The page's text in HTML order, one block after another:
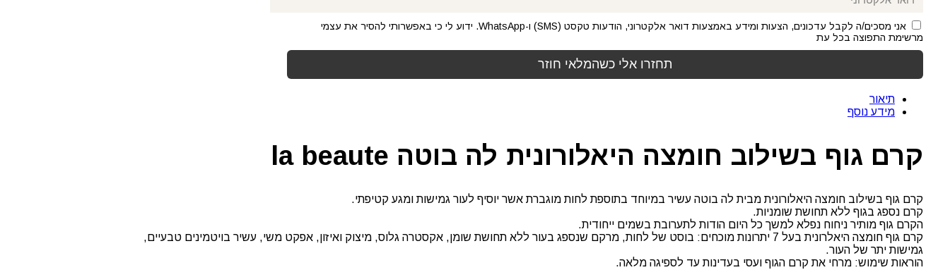
אני מסכים/ה לקבל עדכונים, הצעות ומידע באמצעות דואר אלקטרוני, הודעות טקסט (SMS) ו-WhatsApp. ידוע לי כי באפשרותי להסיר את עצמי
מרשימת התפוצה בכל עת
תיאור
מידע נוסף
קרם גוף בשילוב חומצה היאלורונית לה בוטה la beaute
קרם גוף בשילוב חומצה היאלורונית מבית לה בוטה עשיר במיוחד בתוספת לחות מוגברת אשר יוסיף לעור גמישות ומגע קטיפתי.
קרם נספג בגוף ללא תחושת שומניות.
הקרם גוף מותיר ניחוח נפלא למשך כל היום הודות לתערובת בשמים ייחודית.
קרם גוף חומצה היאלרונית בעל 7 יתרונות מוכחים: בוסט של לחות, מרקם שנספג בעור ללא תחושת שומן, אקסטרה גלוס, מיצוק ואיזון, אפקט משי, עשיר בויטמינים טבעיים,
גמישות יתר של העור.
הוראות שימוש: מרחי את קרם הגוף ועסי בעדינות עד לספיגה מלאה.